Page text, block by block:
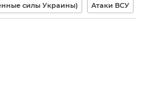
силы Украины) Атаки ВСУ